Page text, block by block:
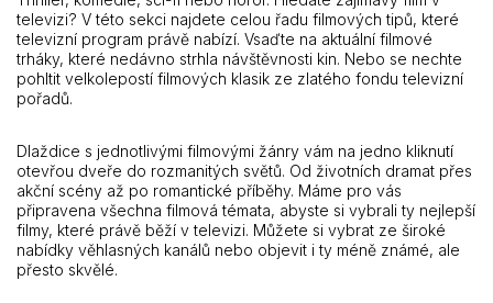
televizi? V této sekci najdete celou řadu filmových tipů, které
televizní program právě nabízí. Vsaďte na aktuální filmové
trháky, které nedávno strhla návštěvnosti kin. Nebo se nechte
pohltit velkolepostí filmových klasik ze zlatého fondu televizní
pořadů.
Dlaždice s jednotlivými filmovými žánry vám na jedno kliknutí
otevřou dveře do rozmanitých světů. Od životních dramat přes
akční scény až po romantické příběhy. Máme pro vás
připravena všechna filmová témata, abyste si vybrali ty nejlepší
filmy, které právě běží v televizi. Můžete si vybrat ze široké
nabídky věhlasných kanálů nebo objevit i ty méně známé, ale
přesto skvělé.